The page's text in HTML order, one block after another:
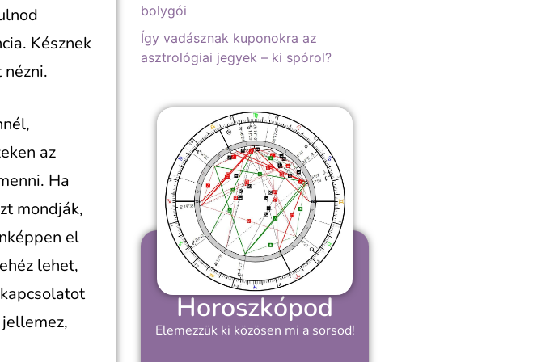
Késznek
az
Ha
mondják,
el
lehet,
bolygói
Így vadásznak kuponokra az
asztrológiai jegyek – ki spórol?
Horoszkópod
Elemezzük ki közösen mi a sorsod!